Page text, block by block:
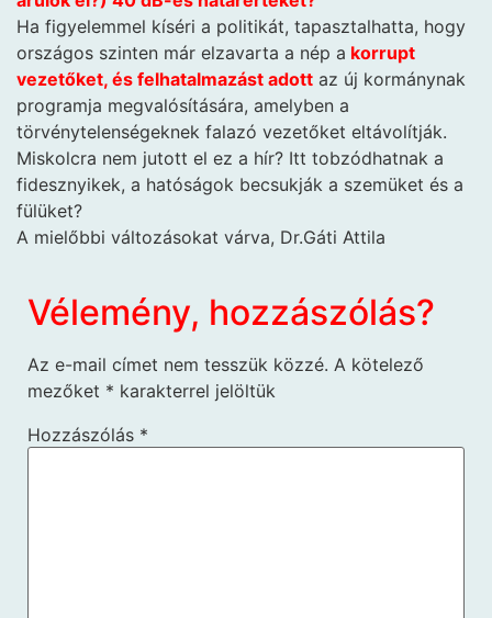
Ha figyelemmel kíséri a politikát, tapasztalhatta, hogy
országos szinten már elzavarta a nép a korrupt
vezetőket, és felhatalmazást adott az új kormánynak
programja megvalósítására, amelyben a
törvénytelenségeknek falazó vezetőket eltávolítják.
Miskolcra nem jutott el ez a hír? Itt tobzódhatnak a
fidesznyikek, a hatóságok becsukják a szemüket és a
fülüket?
A mielőbbi változásokat várva, Dr.Gáti Attila
Vélemény, hozzászólás?
Az e-mail címet nem tesszük közzé. A kötelező
mezőket * karakterrel jelöltük
Hozzászólás *